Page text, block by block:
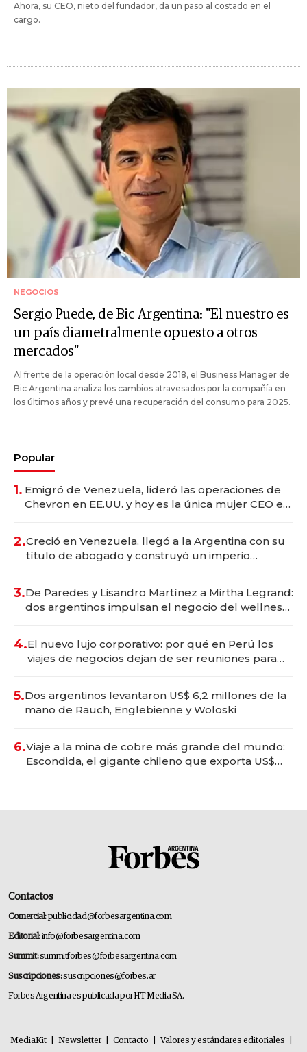
Ahora, su CEO, nieto del fundador, da un paso al costado en el
cargo.
NEGOCIOS
Sergio Puede, de Bic Argentina: "El nuestro es
un país diametralmente opuesto a otros
mercados"
Al frente de la operación local desde 2018, el Business Manager de
Bic Argentina analiza los cambios atravesados por la compañía en
los últimos años y prevé una recuperación del consumo para 2025.
Popular
1. Emigró de Venezuela, lideró las operaciones de
Chevron en EE.UU. y hoy es la única mujer CEO en
2.Creció en Venezuela, llegó a la Argentina con su
título de abogado y construyó un imperio
3.De Paredes y Lisandro Martínez a Mirtha Legrand:
dos argentinos impulsan el negocio del wellness
4.El nuevo lujo corporativo: por qué en Perú los
viajes de negocios dejan de ser reuniones para
5.Dos argentinos levantaron US$ 6,2 millones de la
mano de Rauch, Englebienne y Woloski
6.Viaje a la mina de cobre más grande del mundo:
Escondida, el gigante chileno que exporta US$
Contactos
Comercial:publicidad@forbesargentina.com
Editorial:info@forbesargentina.com
Summit:summitforbes@forbesargentina.com
Suscripciones:suscripciones@forbes.ar
Forbes Argentina es publicada por HT Media SA.
MediaKit Newsletter Contacto Valores y estándares editoriales